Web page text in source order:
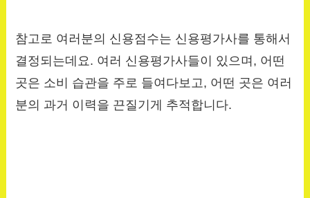
참고로 여러분의 신용점수는 신용평가사를 통해서
결정되는데요. 여러 신용평가사들이 있으며, 어떤
곳은 소비 습관을 주로 들여다보고, 어떤 곳은 여러
분의 과거 이력을 끈질기게 추적합니다.